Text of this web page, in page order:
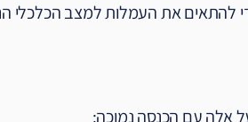
להתאים את העמלות למצב הכלכלי
אלה עם הכנסה נמוכה: